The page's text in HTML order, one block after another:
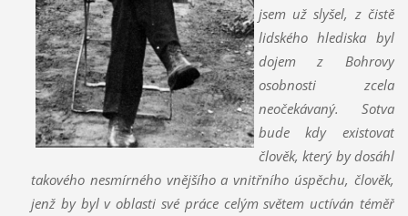
jsem už slyšel, z čistě
lidského hlediska byl
dojem z Bohrovy
osobnosti zcela
neočekávaný. Sotva
bude kdy existovat
člověk, který by dosáhl
takového nesmírného vnějšího a vnitřního úspěchu, člověk,
jenž by byl v oblasti své práce celým světem uctíván téměř